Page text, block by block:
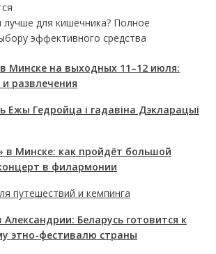
лучше для кишечника? Полное
эффективного средства
Минске на выходных 11–12 июля:
развлечения
Ежы Гедройца і гадавіна Дэкларацыі
в Минске: как пройдёт большой
в филармонии
путешествий и кемпинга
Александрии: Беларусь готовится к
этно-фестивалю страны